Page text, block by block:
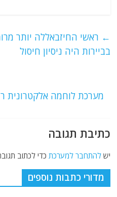
s
A
g
ra
l
er ← ראשי החיזבאללה יותר
בביירות היה ניסיון חיסול
מערכת לוחמה אלקטרונית
כתיבת תגובה
ישלהתחבר למערכת כדי לכתוב
מדורי כתבות נוספים